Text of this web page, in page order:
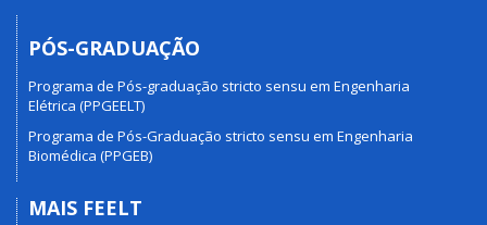
PÓS-GRADUAÇÃO
Programa de Pós-graduação stricto sensu em Engenharia
Elétrica (PPGEELT)
Programa de Pós-Graduação stricto sensu em Engenharia
Biomédica (PPGEB)
MAIS FEELT